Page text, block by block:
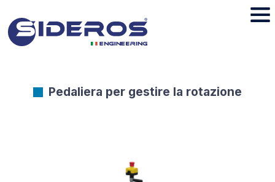
Pedaliera per gestire la rotazione